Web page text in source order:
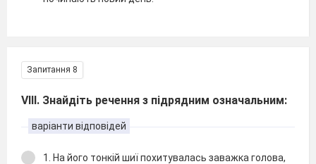
Запитання 8
VІІІ. Знайдіть речення з підрядним означальним:
варіанти відповідей
1. На його тонкiй шиї похитувалась заважка голова,